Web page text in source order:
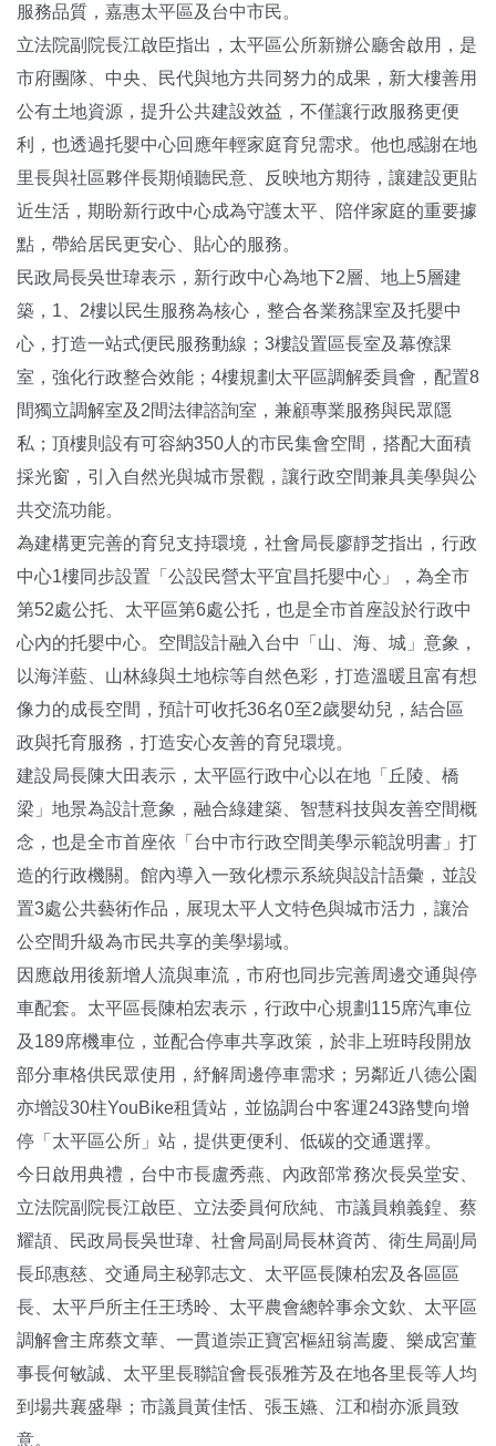
服務品質，嘉惠太平區及台中市民。
立法院副院長江啟臣指出，太平區公所新辦公廳舍啟用，是
市府團隊、中央、民代與地方共同努力的成果，新大樓善用
公有土地資源，提升公共建設效益，不僅讓行政服務更便
利，也透過托嬰中心回應年輕家庭育兒需求。他也感謝在地
里長與社區夥伴長期傾聽民意、反映地方期待，讓建設更貼
近生活，期盼新行政中心成為守護太平、陪伴家庭的重要據
點，帶給居民更安心、貼心的服務。
民政局長吳世瑋表示，新行政中心為地下2層、地上5層建
築，1、2樓以民生服務為核心，整合各業務課室及托嬰中
心，打造一站式便民服務動線；3樓設置區長室及幕僚課
室，強化行政整合效能；4樓規劃太平區調解委員會，配置8
間獨立調解室及2間法律諮詢室，兼顧專業服務與民眾隱
私；頂樓則設有可容納350人的市民集會空間，搭配大面積
採光窗，引入自然光與城市景觀，讓行政空間兼具美學與公
共交流功能。
為建構更完善的育兒支持環境，社會局長廖靜芝指出，行政
中心1樓同步設置「公設民營太平宜昌托嬰中心」，為全市
第52處公托、太平區第6處公托，也是全市首座設於行政中
心內的托嬰中心。空間設計融入台中「山、海、城」意象，
以海洋藍、山林綠與土地棕等自然色彩，打造溫暖且富有想
像力的成長空間，預計可收托36名0至2歲嬰幼兒，結合區
政與托育服務，打造安心友善的育兒環境。
建設局長陳大田表示，太平區行政中心以在地「丘陵、橋
梁」地景為設計意象，融合綠建築、智慧科技與友善空間概
念，也是全市首座依「台中市行政空間美學示範說明書」打
造的行政機關。館內導入一致化標示系統與設計語彙，並設
置3處公共藝術作品，展現太平人文特色與城市活力，讓洽
公空間升級為市民共享的美學場域。
因應啟用後新增人流與車流，市府也同步完善周邊交通與停
車配套。太平區長陳柏宏表示，行政中心規劃115席汽車位
及189席機車位，並配合停車共享政策，於非上班時段開放
部分車格供民眾使用，紓解周邊停車需求；另鄰近八德公園
亦增設30柱YouBike租賃站，並協調台中客運243路雙向增
停「太平區公所」站，提供更便利、低碳的交通選擇。
今日啟用典禮，台中市長盧秀燕、內政部常務次長吳堂安、
立法院副院長江啟臣、立法委員何欣純、市議員賴義鍠、蔡
耀頡、民政局長吳世瑋、社會局副局長林資芮、衛生局副局
長邱惠慈、交通局主秘郭志文、太平區長陳柏宏及各區區
長、太平戶所主任王琇昤、太平農會總幹事余文欽、太平區
調解會主席蔡文華、一貫道崇正寶宮樞紐翁嵩慶、樂成宮董
事長何敏誠、太平里長聯誼會長張雅芳及在地各里長等人均
到場共襄盛舉；市議員黃佳恬、張玉嬿、江和樹亦派員致
意。